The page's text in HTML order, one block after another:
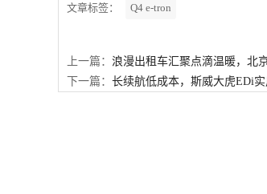
文章标签： Q4 e-tron
上一篇： 浪漫出租车汇聚点滴温暖，北
下一篇： 长续航低成本，斯威大虎EDi